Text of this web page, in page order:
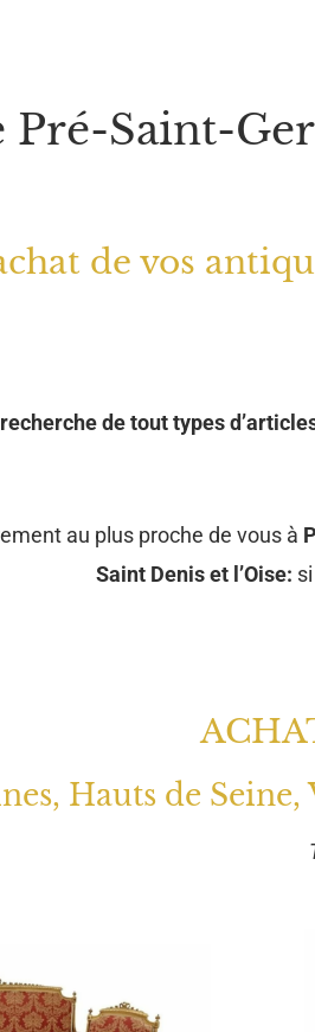
Saint-
de vos
recherche de tout types
au plus proche de vous à
Saint Denis et l’Oise:
Hauts de